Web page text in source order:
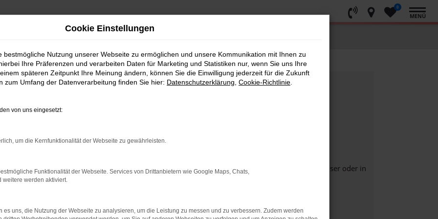
0
MENÜ
Suchmaschine?
können das Laden bestimmter Seiten verhindern. Funktioniert die Seite in einem anderen Browser oder in
Probleme zu beheben.
Cookie Einstellungen
bestmögliche Nutzung unserer Webseite zu ermöglichen und unsere Kommunikation mit Ihnen zu
Ihre Präferenzen und verarbeiten Daten für Marketing und Statistiken nur, wenn Sie uns Ihre
späteren Zeitpunkt Ihre Meinung ändern, können Sie die Einwilligung jederzeit für die Zukunft
zum Umfang der Datenverarbeitung finden Sie hier: Datenschutzerklärung Cookie-Richtlinie
von uns eingesetzt:
um die Kernfunktionalität der Webseite zu gewährleisten.
Funktionalität der Webseite. Services von Drittanbietern wie Google Maps, Chats,
weitere werden aktiviert.
es uns, die Nutzung der Webseite zu analysieren, um die Leistung zu messen und zu verbessern. Zudem werden